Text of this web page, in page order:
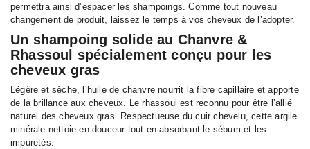
permettra ainsi d’espacer les shampoings. Comme tout nouveau
changement de produit, laissez le temps à vos cheveux de l’adopter.
Un shampoing solide au Chanvre &
Rhassoul spécialement conçu pour les
cheveux gras
Légère et sèche, l’huile de chanvre nourrit la fibre capillaire et apporte
de la brillance aux cheveux. Le rhassoul est reconnu pour être l’allié
naturel des cheveux gras. Respectueuse du cuir chevelu, cette argile
minérale nettoie en douceur tout en absorbant le sébum et les
impuretés.